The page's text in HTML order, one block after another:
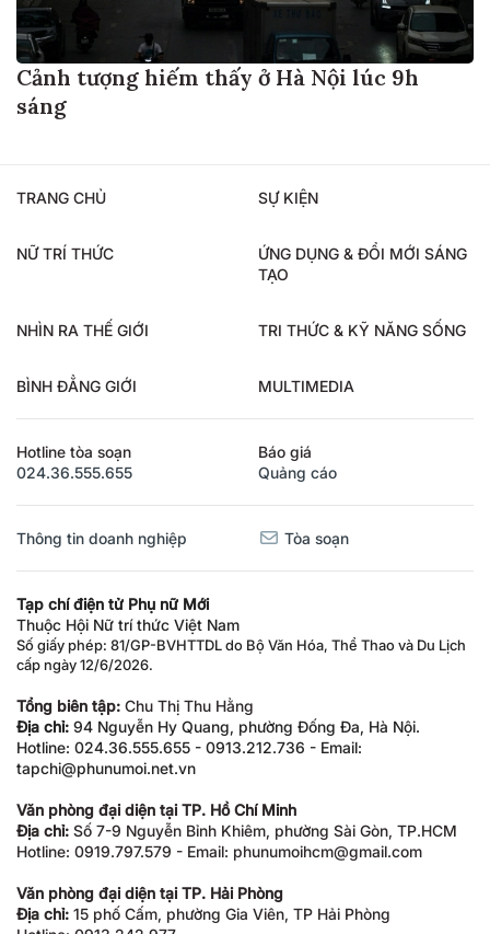
Cảnh tượng hiếm thấy ở Hà Nội lúc 9h
sáng
TRANG CHỦ SỰ KIỆN
NỮ TRÍ THỨC
ỨNG DỤNG & ĐỔI MỚI SÁNG
TẠO
NHÌN RA THẾ GIỚI TRI THỨC & KỸ NĂNG SỐNG
BÌNH ĐẲNG GIỚI MULTIMEDIA
Hotline tòa soạn
024.36.555.655
Báo giá
Quảng cáo
Thông tin doanh nghiệp Tòa soạn
Tạp chí điện tử Phụ nữ Mới
Thuộc Hội Nữ trí thức Việt Nam
Số giấy phép: 81/GP-BVHTTDL do Bộ Văn Hóa, Thể Thao và Du Lịch
cấp ngày 12/6/2026.
Tổng biên tập: Chu Thị Thu Hằng
Địa chỉ: 94 Nguyễn Hy Quang, phường Đống Đa, Hà Nội.
Hotline: 024.36.555.655 - 0913.212.736 - Email:
tapchi@phunumoi.net.vn
Văn phòng đại diện tại TP. Hồ Chí Minh
Địa chỉ: Số 7-9 Nguyễn Bỉnh Khiêm, phường Sài Gòn, TP.HCM
Hotline: 0919.797.579 - Email: phunumoihcm@gmail.com
Văn phòng đại diện tại TP. Hải Phòng
Địa chỉ: 15 phố Cấm, phường Gia Viên, TP Hải Phòng